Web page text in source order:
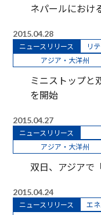
ネパールにおけ
2015.04.28
ニュースリリース
リ
アジア・大洋州
ミニストップと
を開始
2015.04.27
ニュースリリース
アジア・大洋州
双日、アジアで
2015.04.24
ニュースリリース
エ